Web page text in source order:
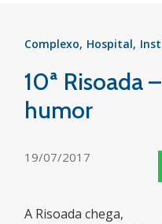
Complexo Hospital
10ª Risoada
humor
19/07/2017
A Risoada chega,